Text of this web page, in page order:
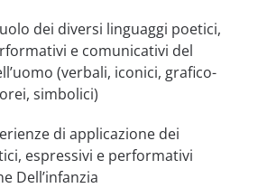
dei diversi linguaggi poetici,
e comunicativi del
(verbali, iconici, grafico-
simbolici)
di applicazione dei
espressivi e performativi
Dell’infanzia